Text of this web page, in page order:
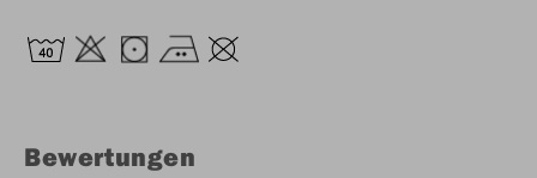
Bewertungen